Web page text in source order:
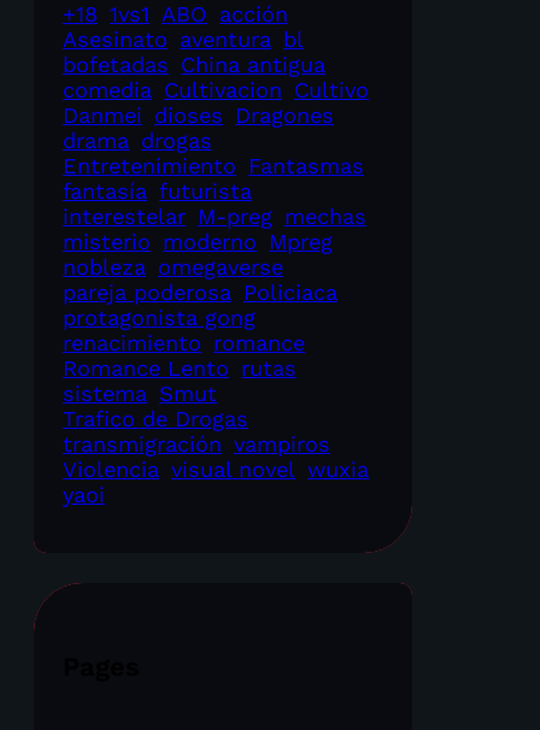
+18 1vs1 ABO acción
Asesinato aventura bl
bofetadas China antigua
comedia Cultivacion Cultivo
Danmei dioses
Dragones
drama drogas
Entretenimiento
Fantasmas
fantasía futurista
interestelar M-preg mechas
misterio moderno
Mpreg
nobleza omegaverse
pareja poderosa Policiaca
protagonista gong
renacimiento romance
Romance Lento rutas
sistema Smut
Trafico de Drogas
transmigración vampiros
Violencia visual novel wuxia
yaoi